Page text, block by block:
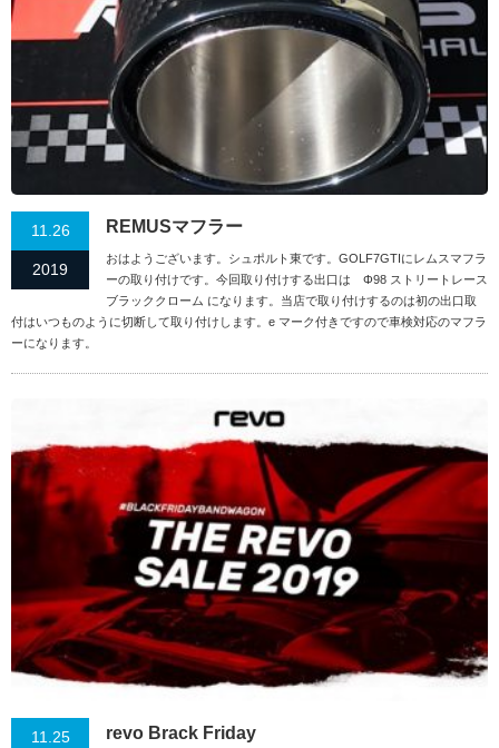
11.26
2019
REMUSマフラー
おはようございます。シュポルト東です。GOLF7GTIにレムスマフラ
ーの取り付けです。今回取り付けする出口は Φ98 ストリートレース
ブラッククローム になります。当店で取り付けするのは初の出口取
付はいつものように切断して取り付けします。e マーク付きですので車検対応のマフラ
ーになります。
11.25 revo Brack Friday